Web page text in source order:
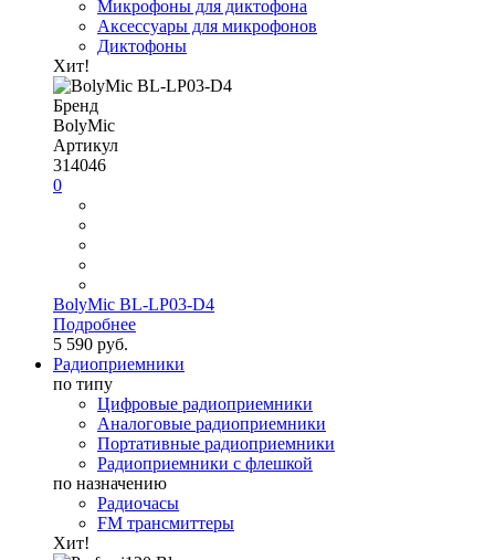
Микрофоны для диктофона
Аксессуары для микрофонов
Диктофоны
Хит!
Бренд
BolyMic
Артикул
314046
0
BolyMic BL-LP03-D4
Подробнее
5 590 руб.
Радиоприемники
по типу
Цифровые радиоприемники
Аналоговые радиоприемники
Портативные радиоприемники
Радиоприемники с флешкой
по назначению
Радиочасы
FM трансмиттеры
Хит!